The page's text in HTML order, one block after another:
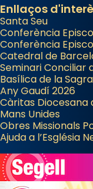
Enllaços
Santa Seu
Conferència
Conferència
Catedral de
Seminari Conciliar
Basílica de la
Any Gaudí 2026
Càritas Diocesana
Mans Unides
Obres Missionals
Ajuda a l’Església